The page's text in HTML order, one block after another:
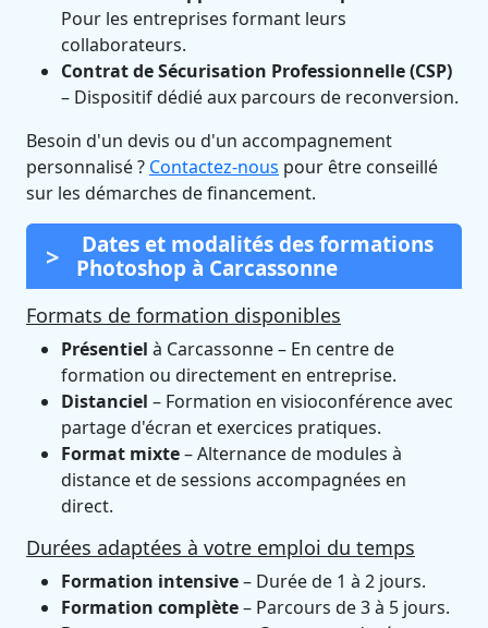
Pour les entreprises formant leurs
collaborateurs.
Contrat de Sécurisation Professionnelle (CSP)
– Dispositif dédié aux parcours de reconversion.
Besoin d'un devis ou d'un accompagnement
personnalisé ? Contactez-nous pour être conseillé
sur les démarches de financement.
Dates et modalités des formations
Photoshop à Carcassonne
Formats de formation disponibles
Présentiel à Carcassonne – En centre de
formation ou directement en entreprise.
Distanciel – Formation en visioconférence avec
partage d'écran et exercices pratiques.
Format mixte– Alternance de modules à
distance et de sessions accompagnées en
direct.
Durées adaptées à votre emploi du temps
Formation intensive– Durée de 1 à 2 jours.
Formation complète– Parcours de 3 à 5 jours.